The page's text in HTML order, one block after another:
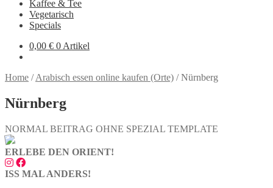
Kaffee & Tee
Vegetarisch
Specials
0,00 € 0 Artikel
Home /Arabisch essen online kaufen (Orte) /Nürnberg
Nürnberg
NORMAL BEITRAG OHNE SPEZIAL TEMPLATE
ERLEBE DEN ORIENT!
ISS MAL ANDERS!